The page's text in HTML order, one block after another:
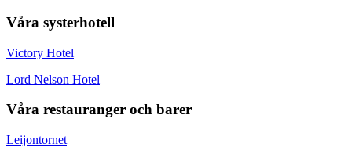
Våra systerhotell
Victory Hotel
Lord Nelson Hotel
Våra restauranger och barer
Leijontornet